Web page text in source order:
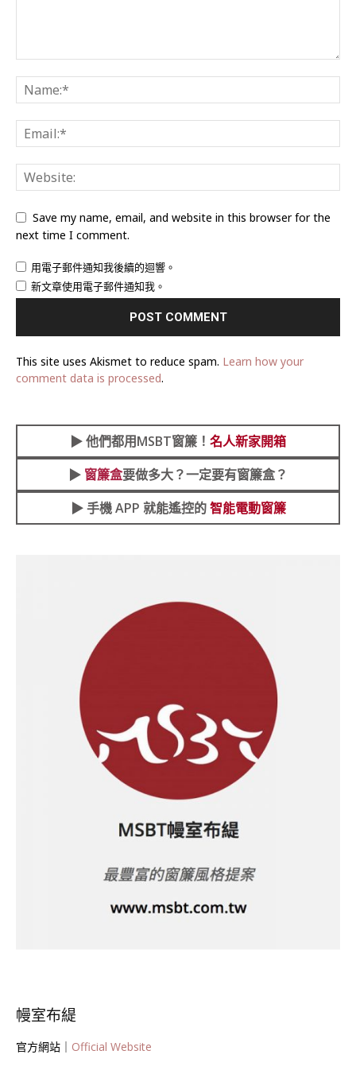
Save my name, email, and website in this browser for the
next time I comment.
用電子郵件通知我後續的迴響。
新文章使用電子郵件通知我。
This site uses Akismet to reduce spam. Learn how your
comment data is processed.
▶︎他們都用MSBT窗簾！ 名人新家開箱
▶︎ 窗簾盒要做多大？一定要有窗簾盒？
▶︎ 手機 APP 就能遙控的智能電動窗簾
幔室布緹
官方網站｜ Official Website